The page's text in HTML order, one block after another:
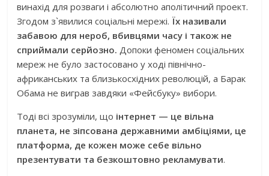
винахід для розваги і абсолютно аполітичний проект.
Згодом з`явилися соціальні мережі. Їх називали
забавою для нероб, вбивцями часу і також не
сприймали серйозно. Допоки феномен соціальних
мереж не було застосовано у ході північно-
африканських та близькосхідних революцій, а Барак
Обама не виграв завдяки «Фейсбуку» вибори.
Тоді всі зрозуміли, що інтернет — це вільна
планета, не зіпсована державними амбіціями, це
платформа, де кожен може себе вільно
презентувати та безкоштовно рекламувати.